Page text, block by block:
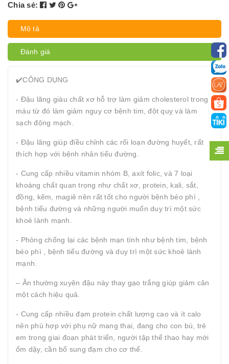
Chia sẻ:
Mô tả
Đánh giá
✔️CÔNG DỤNG
- Đậu lăng giàu chất xơ hỗ trợ làm giảm cholesterol trong
máu từ đó làm giảm nguy cơ bệnh tim, đột quỵ và làm
sạch động mạch.
- Đậu lăng giúp điều chỉnh các rối loạn đường huyết, rất
thích hợp với bệnh nhân tiểu đường.
- Cung cấp nhiều vitamin nhóm B, axít folic, và 7 loại
khoáng chất quan trọng như chất xơ, protein, kali, sắt,
đồng, kẽm, magiê nên rất tốt cho người bệnh béo phì ,
bệnh tiểu đường và những người muốn duy trì một sức
khoẻ lành mạnh.
- Phòng chống lại các bệnh mạn tính như bệnh tim, bệnh
béo phì , bệnh tiểu đường và duy trì một sức khoẻ lành
mạnh.
– Ăn thường xuyên đậu này thay gạo trắng giúp giảm cân
một cách hiệu quả.
- Cung cấp nhiều đạm protein chất lượng cao và ít calo
nên phù hợp với phụ nữ mang thai, đang cho con bú, trẻ
em trong giai đoạn phát triển, người tập thể thao hay mới
ốm dậy, cần bổ sung đạm cho cơ thể.